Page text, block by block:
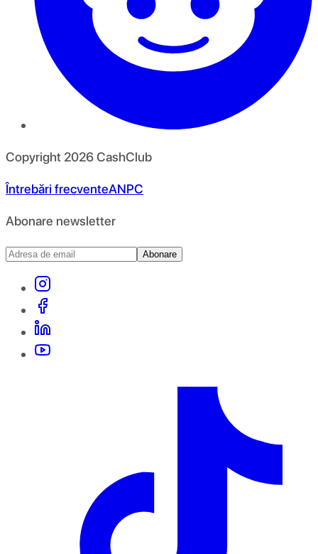
Copyright 2026CashClub
Întrebări frecventeANPC
Abonare newsletter
Abonare